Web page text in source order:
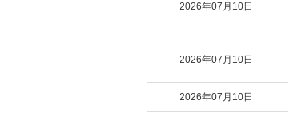
2026年07月10日
2026年07月10日
2026年07月10日